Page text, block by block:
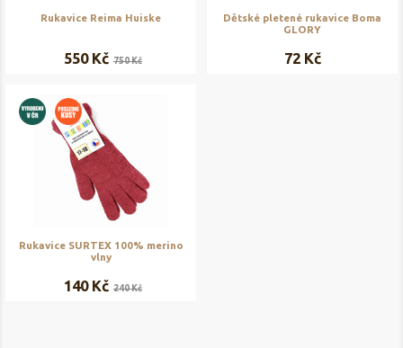
Rukavice Reima Huiske
550 Kč 750 Kč
Dětské pletené rukavice Boma
GLORY
72 Kč
Rukavice SURTEX 100% merino
vlny
140 Kč 240 Kč